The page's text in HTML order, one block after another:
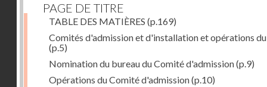
PAGE DE TITRE
TABLE DES MATIÈRES (p.169)
Comités d'admission et d'installation et opérations
(p.5)
Nomination du bureau du Comité d'admission(p.9)
Opérations du Comité d'admission(p.10)